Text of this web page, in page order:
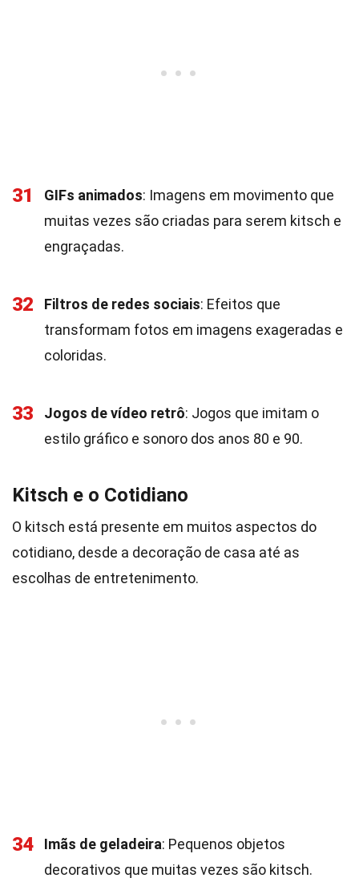
31 GIFs animados: Imagens em movimento que
muitas vezes são criadas para serem kitsch e
engraçadas.
32 Filtros de redes sociais: Efeitos que
transformam fotos em imagens exageradas e
coloridas.
33 Jogos de vídeo retrô: Jogos que imitam o
estilo gráfico e sonoro dos anos 80 e 90.
Kitsch e o Cotidiano
O kitsch está presente em muitos aspectos do
cotidiano, desde a decoração de casa até as
escolhas de entretenimento.
34 Imãs de geladeira: Pequenos objetos
decorativos que muitas vezes são kitsch.